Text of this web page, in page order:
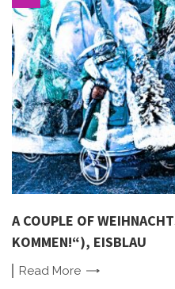
A COUPLE OF
KOMMEN!“), EISBLAU
Read More